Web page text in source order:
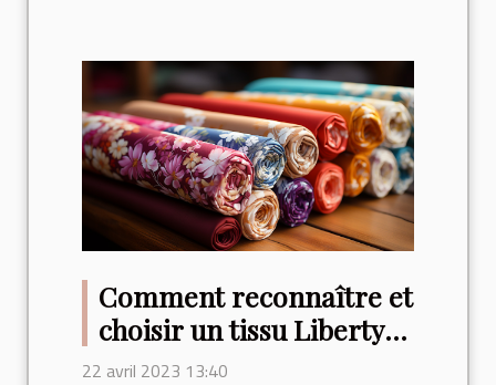
Comment reconnaître et
choisir un tissu Liberty
de qualité ?
22 avril 2023 13:40